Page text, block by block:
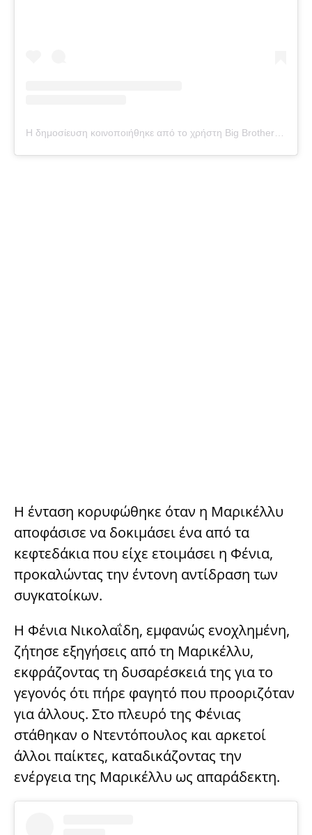
Η ένταση κορυφώθηκε όταν η Μαρικέλλυ
αποφάσισε να δοκιμάσει ένα από τα
κεφτεδάκια που είχε ετοιμάσει η Φένια,
προκαλώντας την έντονη αντίδραση των
συγκατοίκων.
Η Φένια Νικολαΐδη, εμφανώς ενοχλημένη,
ζήτησε εξηγήσεις από τη Μαρικέλλυ,
εκφράζοντας τη δυσαρέσκειά της για το
γεγονός ότι πήρε φαγητό που προοριζόταν
για άλλους. Στο πλευρό της Φένιας
στάθηκαν ο Ντεντόπουλος και αρκετοί
άλλοι παίκτες, καταδικάζοντας την
ενέργεια της Μαρικέλλυ ως απαράδεκτη.